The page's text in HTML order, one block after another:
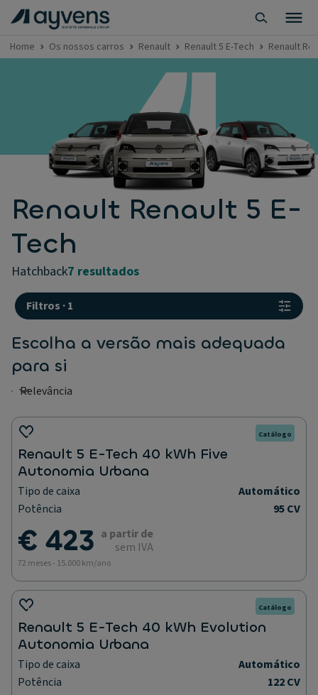
Home Os nossos carros Renault Renault 5 E-Tech Renault
Renault Renault 5 E-
Tech
hatchback7 resultados
Filtros ·1
Escolha a versão mais adequada
para si
Catálogo
Renault 5 E-Tech 40 kWh Five
Autonomia Urbana
Tipo de caixa
Automático
Potência
95 CV
€ 423 a partir de
sem IVA
72 meses - 15.000 km/ano
Catálogo
Renault 5 E-Tech 40 kWh Evolution
Autonomia Urbana
Tipo de caixa
Automático
Potência
122 CV